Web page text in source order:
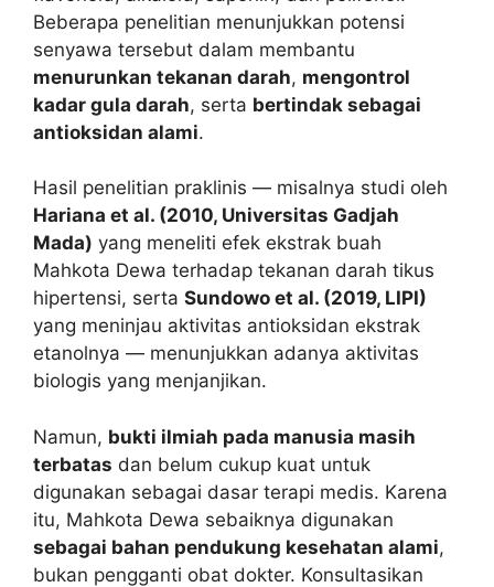
Beberapa penelitian menunjukkan potensi
senyawa tersebut dalam membantu
menurunkan tekanan darah, mengontrol
kadar gula darah, serta bertindak sebagai
antioksidan alami.
Hasil penelitian praklinis — misalnya studi oleh
Hariana et al. (2010, Universitas Gadjah
Mada) yang meneliti efek ekstrak buah
Mahkota Dewa terhadap tekanan darah tikus
hipertensi, serta Sundowo et al. (2019, LIPI)
yang meninjau aktivitas antioksidan ekstrak
etanolnya — menunjukkan adanya aktivitas
biologis yang menjanjikan.
Namun, bukti ilmiah pada manusia masih
terbatas dan belum cukup kuat untuk
digunakan sebagai dasar terapi medis. Karena
itu, Mahkota Dewa sebaiknya digunakan
sebagai bahan pendukung kesehatan alami,
bukan pengganti obat dokter. Konsultasikan